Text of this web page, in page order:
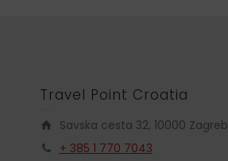
Travel Point Croatia
Savska cesta 32, 10000 Zagreb
+ 385 1 770 7043